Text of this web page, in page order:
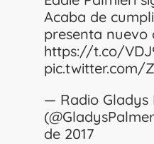
Acaba de
presenta nuevo
https://t.co/
pic.twitter.com/
— Radio Gladys
de 2017